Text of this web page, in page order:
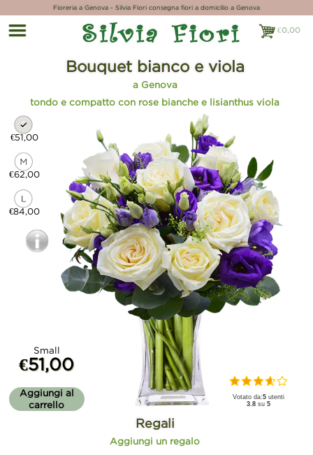
Fioreria a Genova - Silvia Fiori consegna fiori a domicilio a Genova
€0,00
€0,00
Bouquet bianco e viola
a Genova
tondo e compatto con rose bianche e lisianthus viola
€51,00
€62,00
€84,00
Small
€51,00
Aggiungi al
carrello
Votato da:5 utenti
3.8 su5
Regali
Aggiungi un regalo